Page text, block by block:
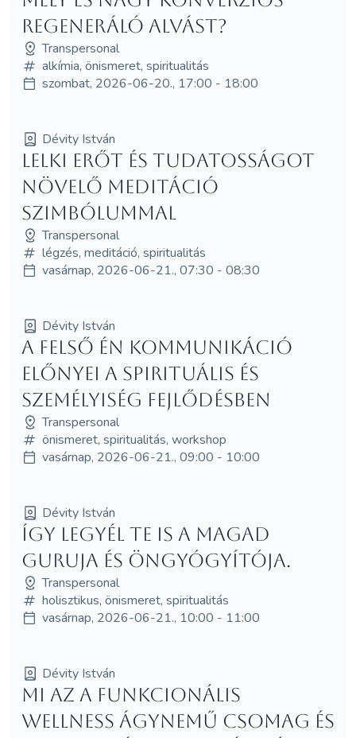
regeneráló alvást?
Transpersonal
alkímia, önismeret, spiritualitás
szombat, 2026-06-20., 17:00 - 18:00
Dévity István
LELKI ERŐT ÉS TUDATOSSÁGOT
NÖVELŐ MEDITÁCIÓ
SZIMBÓLUMMAL
Transpersonal
légzés, meditáció, spiritualitás
vasárnap, 2026-06-21., 07:30 - 08:30
Dévity István
A Felső Én kommunikáció
előnyei a spirituális és
személyiség fejlődésben
Transpersonal
önismeret, spiritualitás, workshop
vasárnap, 2026-06-21., 09:00 - 10:00
Dévity István
Így legyél Te is a magad
guruja és öngyógyítója.
Transpersonal
holisztikus, önismeret, spiritualitás
vasárnap, 2026-06-21., 10:00 - 11:00
Dévity István
Mi az a funkcionális
wellness ágynemű csomag és